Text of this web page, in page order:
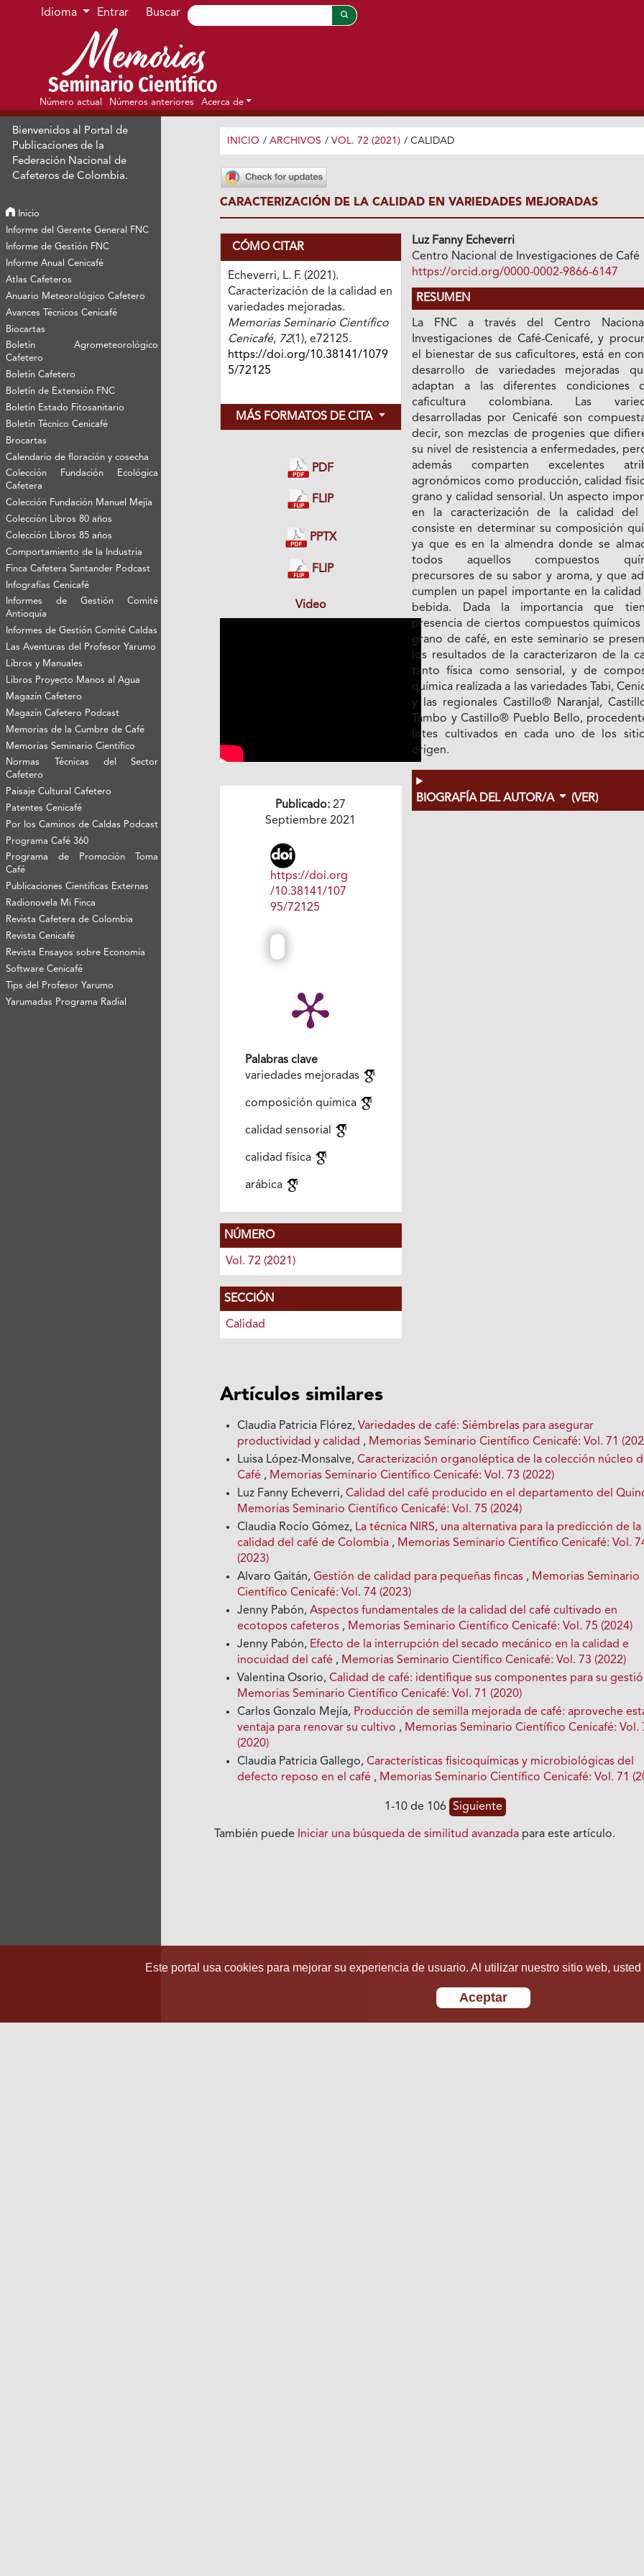
Ir al menú de navegación principal
Ir al contenido principal
Ir al pie de página del sitio
Idioma Entrar Buscar
Número actual Números anteriores Acerca de
Bienvenidos al Portal de
Publicaciones de la
Federación Nacional de
Cafeteros de Colombia.
Inicio
Informe del Gerente General FNC
Informe de Gestión FNC
Informe Anual Cenicafé
Atlas Cafeteros
Anuario Meteorológico Cafetero
Avances Técnicos Cenicafé
Biocartas
Boletín Agrometeorológico
Cafetero
Boletín Cafetero
Boletín de Extensión FNC
Boletín Estado Fitosanitario
Boletín Técnico Cenicafé
Brocartas
Calendario de floración y cosecha
Colección Fundación Ecológica
Cafetera
Colección Fundación Manuel Mejía
Colección Libros 80 años
Colección Libros 85 años
Comportamiento de la Industria
Finca Cafetera Santander Podcast
Infografías Cenicafé
Informes de Gestión Comité
Antioquía
Informes de Gestión Comité Caldas
Las Aventuras del Profesor Yarumo
Libros y Manuales
Libros Proyecto Manos al Agua
Magazín Cafetero
Magazín Cafetero Podcast
Memorias de la Cumbre de Café
Memorias Seminario Científico
Normas Técnicas del Sector
Cafetero
Paisaje Cultural Cafetero
Patentes Cenicafé
Por los Caminos de Caldas Podcast
Programa Café 360
Programa de Promoción Toma
Café
Publicaciones Científicas Externas
Radionovela Mi Finca
Revista Cafetera de Colombia
Revista Cenicafé
Revista Ensayos sobre Economía
Software Cenicafé
Tips del Profesor Yarumo
Yarumadas Programa Radial
INICIO / ARCHIVOS / VOL. 72 (2021) / CALIDAD
CARACTERIZACIÓN DE LA CALIDAD EN VARIEDADES MEJORADAS
CÓMO CITAR
Echeverri, L. F. (2021).
Caracterización de la calidad en
variedades mejoradas.
Memorias Seminario Científico
Cenicafé, 72(1), e72125.
https://doi.org/10.38141/1079
5/72125
MÁS FORMATOS DE CITA
PDF
FLIP
PPTX
FLIP
Video
Publicado: 27
Septiembre 2021
https://doi.org
/10.38141/107
95/72125
Palabras clave
variedades mejoradas
composición química
calidad sensorial
calidad física
arábica
NÚMERO
Vol. 72 (2021)
SECCIÓN
Calidad
Luz Fanny Echeverri
Centro Nacional de Investigaciones de Café
https://orcid.org/0000-0002-9866-6147
RESUMEN
La FNC a través del Centro
Investigaciones de Café-Cenicafé, y
el bienestar de sus caficultores, está en
desarrollo de variedades mejoradas
adaptan a las diferentes condiciones
caficultura colombiana. Las
desarrolladas por Cenicafé son
decir, son mezclas de progenies que
su nivel de resistencia a enfermedades,
además comparten excelentes
agronómicos como producción, calidad
grano y calidad sensorial. Un aspecto
en la caracterización de la calidad del
consiste en determinar su composición
ya que es en la almendra donde se
todos aquellos compuestos
precursores de su sabor y aroma, y que
cumplen un papel importante en la calidad
bebida. Dada la importancia que
presencia de ciertos compuestos químicos
grano de café, en este seminario se
los resultados de la caracterizaron de la
tanto física como sensorial, y de
química realizada a las variedades Tabi,
y las regionales Castillo® Naranjal,
Tambo y Castillo® Pueblo Bello,
lotes cultivados en cada uno de los
origen.
BIOGRAFÍA DEL AUTOR/A (VER)
Artículos similares
Claudia Patricia Flórez,Variedades de café: Siémbrelas para asegurar
productividad y calidad , Memorias Seminario Científico Cenicafé: Vol. 71
Luisa López-Monsalve,Caracterización organoléptica de la colección núcleo
Café , Memorias Seminario Científico Cenicafé: Vol. 73 (2022)
Luz Fanny Echeverri,Calidad del café producido en el departamento del
Memorias Seminario Científico Cenicafé: Vol. 75 (2024)
Claudia Rocío Gómez, La técnica NIRS, una alternativa para la predicción de la
calidad del café de Colombia , Memorias Seminario Científico Cenicafé: Vol.
(2023)
Alvaro Gaitán,Gestión de calidad para pequeñas fincas , Memorias Seminario
Científico Cenicafé: Vol. 74 (2023)
Jenny Pabón,Aspectos fundamentales de la calidad del café cultivado en
ecotopos cafeteros , Memorias Seminario Científico Cenicafé: Vol. 75 (2024)
Jenny Pabón, Efecto de la interrupción del secado mecánico en la calidad e
inocuidad del café , Memorias Seminario Científico Cenicafé: Vol. 73 (2022)
Valentina Osorio,Calidad de café: identifique sus componentes para su
Memorias Seminario Científico Cenicafé: Vol. 71 (2020)
Carlos Gonzalo Mejía, Producción de semilla mejorada de café: aproveche
ventaja para renovar su cultivo , Memorias Seminario Científico Cenicafé: Vol.
(2020)
Claudia Patricia Gallego,Características fisicoquímicas y microbiológicas del
defecto reposo en el café , Memorias Seminario Científico Cenicafé: Vol. 71
1-10 de 106 Siguiente
También puede Iniciar una búsqueda de similitud avanzada para este artículo.
Este portal usa cookies para mejorar su experiencia de usuario. Al utilizar nuestro sitio web,
Aceptar